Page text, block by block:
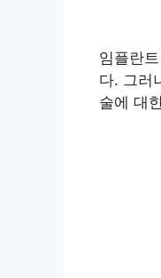
임플란
다. 그러
술에 대